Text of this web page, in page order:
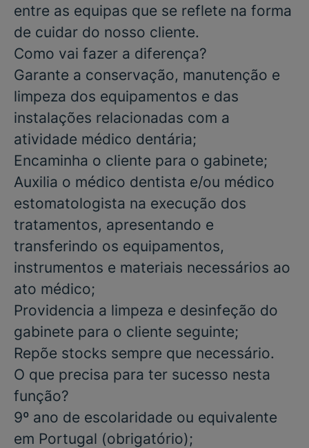
entre as equipas que se reflete na forma
de cuidar do nosso cliente.
Como vai fazer a diferença?
Garante a conservação, manutenção e
limpeza dos equipamentos e das
instalações relacionadas com a
atividade médico dentária;
Encaminha o cliente para o gabinete;
Auxilia o médico dentista e/ou médico
estomatologista na execução dos
tratamentos, apresentando e
transferindo os equipamentos,
instrumentos e materiais necessários ao
ato médico;
Providencia a limpeza e desinfeção do
gabinete para o cliente seguinte;
Repõe stocks sempre que necessário.
O que precisa para ter sucesso nesta
função?
9º ano de escolaridade ou equivalente
em Portugal (obrigatório);